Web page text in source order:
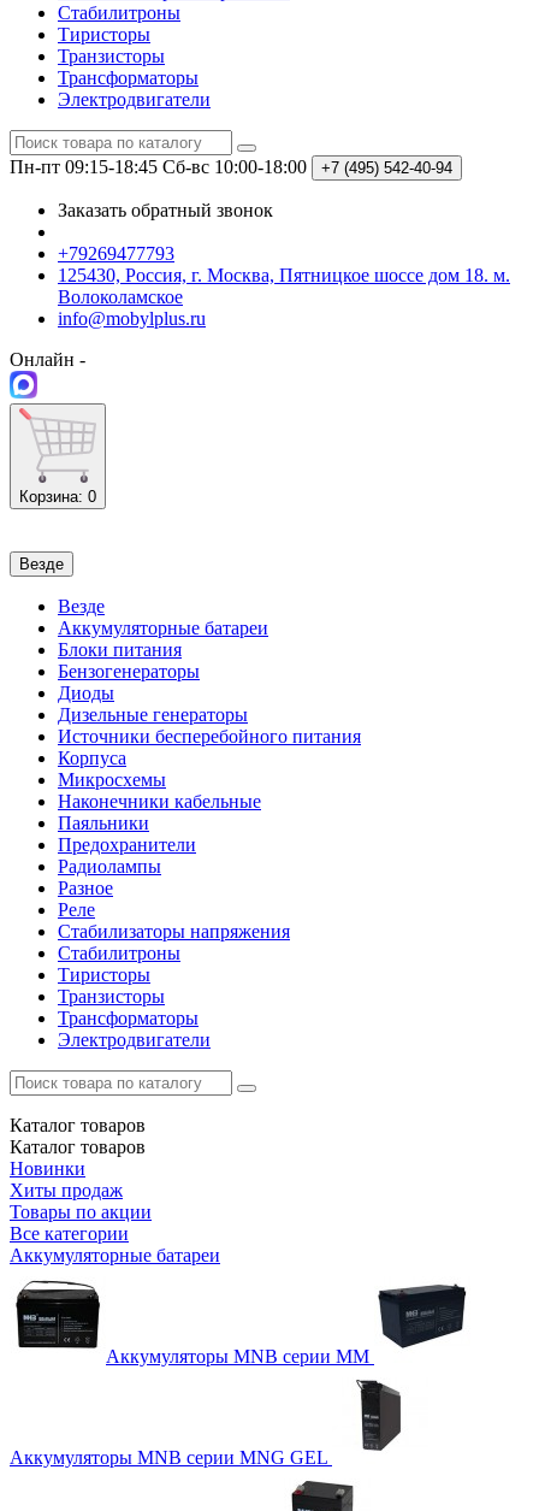
Стабилитроны
Тиристоры
Транзисторы
Трансформаторы
Электродвигатели
Пн-пт 09:15-18:45 Сб-вс 10:00-18:00 +7 (495) 542-40-94
Заказать обратный звонок
+79269477793
125430, Россия, г. Москва, Пятницкое шоссе дом 18. м.
Волоколамское
info@mobylplus.ru
Онлайн -
Корзина: 0
Везде
Везде
Аккумуляторные батареи
Блоки питания
Бензогенераторы
Диоды
Дизельные генераторы
Источники бесперебойного питания
Корпуса
Микросхемы
Наконечники кабельные
Паяльники
Предохранители
Радиолампы
Разное
Реле
Стабилизаторы напряжения
Стабилитроны
Тиристоры
Транзисторы
Трансформаторы
Электродвигатели
Каталог товаров
Каталог товаров
Новинки
Хиты продаж
Товары по акции
Все категории
Аккумуляторные батареи
Аккумуляторы MNB серии MM
Аккумуляторы MNB серии MNG GEL